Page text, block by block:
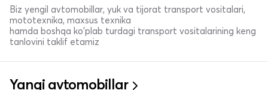
Biz yengil avtomobillar, yuk va tijorat transport vositalari,
mototexnika, maxsus texnika
hamda boshqa ko'plab turdagi transport vositalarining keng
tanlovini taklif etamiz
Yangi avtomobillar